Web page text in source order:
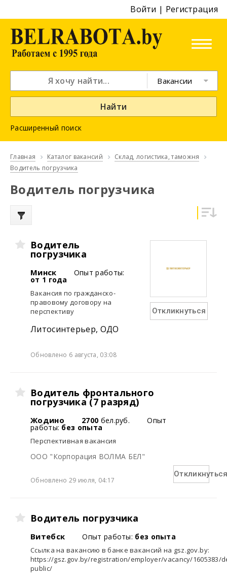
Войти | Регистрация
Вакансии
Найти
Расширенный поиск
Главная Каталог вакансий
Склад, логистика, таможня
Водитель погрузчика
Водитель погрузчика
Водитель
погрузчика
Минск Опыт работы:
от 1 года
Вакансия по гражданско-
правовому договору на
перспективу
Литосинтерьер, ОДО
Обновлено 6 августа, 03:08
Откликнуться
Водитель фронтального
погрузчика (7 разряд)
Жодино 2700 бел.руб. Опыт
работы: без опыта
Перспективная вакансия
ООО "Корпорация ВОЛМА БЕЛ"
Обновлено 29 июля, 04:17
Водитель погрузчика
Витебск Опыт работы: без опыта
Ссылка на вакансию в банке вакансий на gsz.gov.⁣by:
https://gsz.gov.by/registration/employer/vacancy/1605383/
public/